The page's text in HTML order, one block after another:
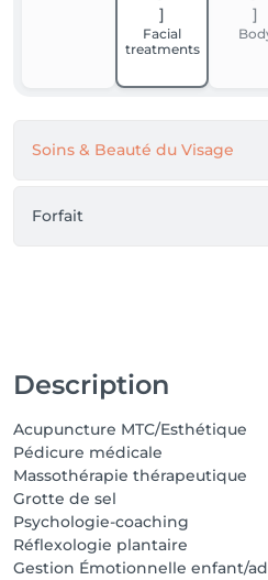
Facial
treatments
Soins & Beauté du Visage
Forfait
Description
Acupuncture MTC/Esthétique
Pédicure médicale
Massothérapie thérapeutique
Grotte de sel
Psychologie-coaching
Réflexologie plantaire
Gestion Émotionnelle enfant/